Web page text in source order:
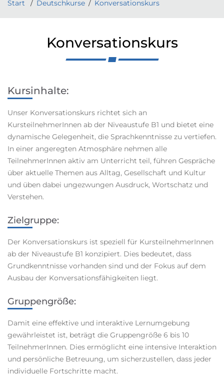
Start Deutschkurse Konversationskurs
Konversationskurs
Kursinhalte:
Unser Konversationskurs richtet sich an
KursteilnehmerInnen ab der Niveaustufe B1 und bietet eine
dynamische Gelegenheit, die Sprachkenntnisse zu vertiefen.
In einer angeregten Atmosphäre nehmen alle
TeilnehmerInnen aktiv am Unterricht teil, führen Gespräche
über aktuelle Themen aus Alltag, Gesellschaft und Kultur
und üben dabei ungezwungen Ausdruck, Wortschatz und
Verstehen.
Zielgruppe:
Der Konversationskurs ist speziell für KursteilnehmerInnen
ab der Niveaustufe B1 konzipiert. Dies bedeutet, dass
Grundkenntnisse vorhanden sind und der Fokus auf dem
Ausbau der Konversationsfähigkeiten liegt.
Gruppengröße:
Damit eine effektive und interaktive Lernumgebung
gewährleistet ist, beträgt die Gruppengröße 6 bis 10
TeilnehmerInnen. Dies ermöglicht eine intensive Interaktion
und persönliche Betreuung, um sicherzustellen, dass jeder
individuelle Fortschritte macht.